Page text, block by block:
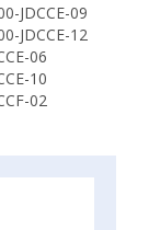
JDCCE-09
JDCCE-12
06
10
02